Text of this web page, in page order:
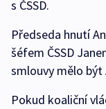
s ČSSD.
Předseda hnutí
šéfem ČSSD
smlouvy mělo být
Pokud koaliční